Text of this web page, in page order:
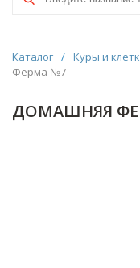
Каталог / Куры и
Ферма №7
ДОМАШНЯЯ